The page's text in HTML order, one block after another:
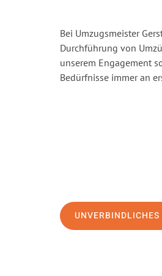
Bei Umzugsmeister
Durchführung von
unserem Engagement
Bedürfnisse immer an